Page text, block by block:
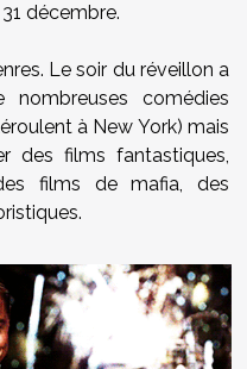
décembre.
Le soir du réveillon a
comédies
à New York) mais
des films fantastiques,
films de mafia, des